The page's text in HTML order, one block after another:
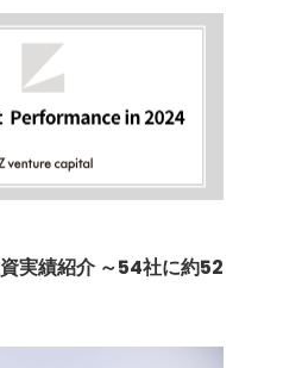
実績紹介 ～54社に約52